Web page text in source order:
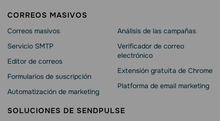
CORREOS MASIVOS
Correos masivos
Servicio SMTP
Editor de correos
Formularios de suscripción
Automatización de marketing
Análisis de las campañas
Verificador de correo
electrónico
Extensión gratuita de Chrome
Platforma de email marketing
SOLUCIONES DE SENDPULSE